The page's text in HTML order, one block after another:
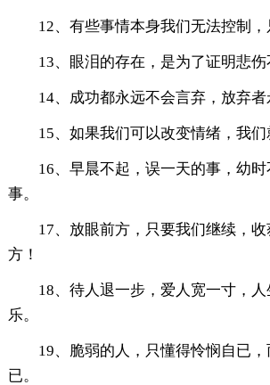
12、有些事情本身我们无法控制，
13、眼泪的存在，是为了证明悲伤
14、成功都永远不会言弃，放弃者
15、如果我们可以改变情绪，我们
16、早晨不起，误一天的事，幼
事。
17、放眼前方，只要我们继续，
方！
18、待人退一步，爱人宽一寸，
乐。
19、脆弱的人，只懂得怜悯自已
已。